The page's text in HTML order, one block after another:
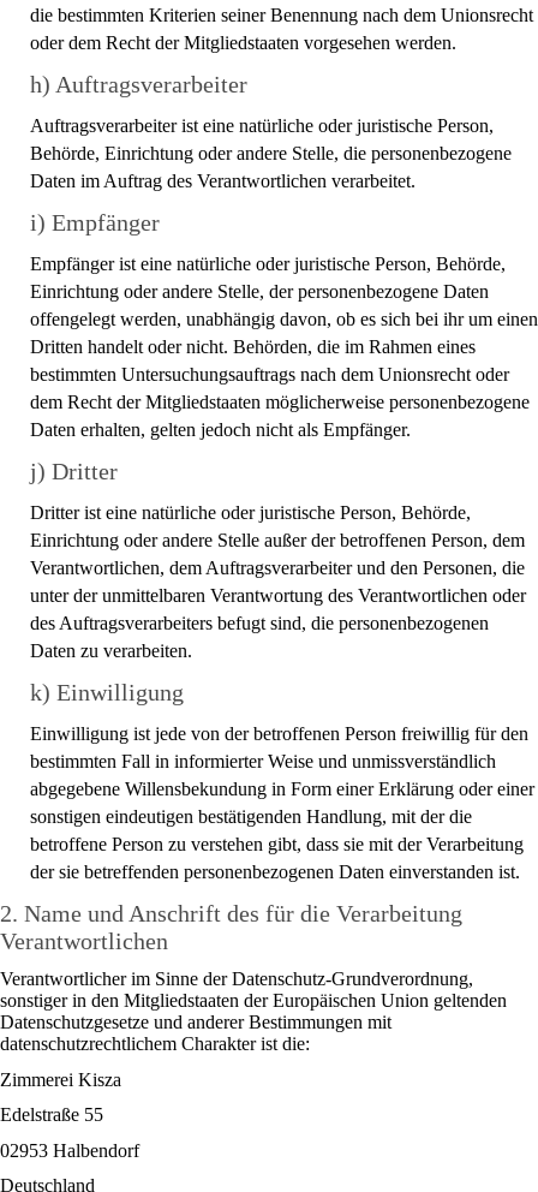
die bestimmten Kriterien seiner Benennung nach dem Unionsrecht
oder dem Recht der Mitgliedstaaten vorgesehen werden.
h) Auftragsverarbeiter
Auftragsverarbeiter ist eine natürliche oder juristische Person,
Behörde, Einrichtung oder andere Stelle, die personenbezogene
Daten im Auftrag des Verantwortlichen verarbeitet.
i) Empfänger
Empfänger ist eine natürliche oder juristische Person, Behörde,
Einrichtung oder andere Stelle, der personenbezogene Daten
offengelegt werden, unabhängig davon, ob es sich bei ihr um einen
Dritten handelt oder nicht. Behörden, die im Rahmen eines
bestimmten Untersuchungsauftrags nach dem Unionsrecht oder
dem Recht der Mitgliedstaaten möglicherweise personenbezogene
Daten erhalten, gelten jedoch nicht als Empfänger.
j) Dritter
Dritter ist eine natürliche oder juristische Person, Behörde,
Einrichtung oder andere Stelle außer der betroffenen Person, dem
Verantwortlichen, dem Auftragsverarbeiter und den Personen, die
unter der unmittelbaren Verantwortung des Verantwortlichen oder
des Auftragsverarbeiters befugt sind, die personenbezogenen
Daten zu verarbeiten.
k) Einwilligung
Einwilligung ist jede von der betroffenen Person freiwillig für den
bestimmten Fall in informierter Weise und unmissverständlich
abgegebene Willensbekundung in Form einer Erklärung oder einer
sonstigen eindeutigen bestätigenden Handlung, mit der die
betroffene Person zu verstehen gibt, dass sie mit der Verarbeitung
der sie betreffenden personenbezogenen Daten einverstanden ist.
2. Name und Anschrift des für die Verarbeitung
Verantwortlichen
Verantwortlicher im Sinne der Datenschutz-Grundverordnung,
sonstiger in den Mitgliedstaaten der Europäischen Union geltenden
Datenschutzgesetze und anderer Bestimmungen mit
datenschutzrechtlichem Charakter ist die:
Zimmerei Kisza
Edelstraße 55
02953 Halbendorf
Deutschland